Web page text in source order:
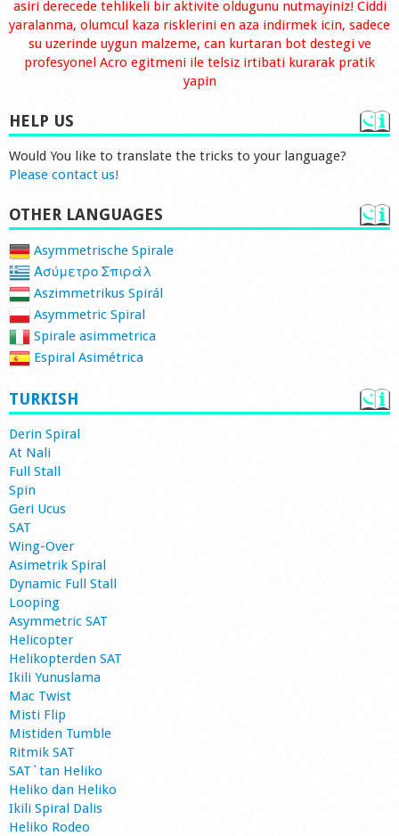
asiri derecede tehlikeli bir aktivite oldugunu nutmayiniz! Ciddi
yaralanma, olumcul kaza risklerini en aza indirmek icin, sadece
su uzerinde uygun malzeme, can kurtaran bot destegi ve
profesyonel Acro egitmeni ile telsiz irtibati kurarak pratik
yapin
HELP US
Would You like to translate the tricks to your language?
Please contact us!
OTHER LANGUAGES
Asymmetrische Spirale
Ασύμετρο Σπιράλ
Aszimmetrikus Spirál
Asymmetric Spiral
Spirale asimmetrica
Espiral Asimétrica
TURKISH
Derin Spiral
At Nali
Full Stall
Spin
Geri Ucus
SAT
Wing-Over
Asimetrik Spiral
Dynamic Full Stall
Looping
Asymmetric SAT
Helicopter
Helikopterden SAT
Ikili Yunuslama
Mac Twist
Misti Flip
Mistiden Tumble
Ritmik SAT
SAT`tan Heliko
Heliko dan Heliko
Ikili Spiral Dalis
Heliko Rodeo